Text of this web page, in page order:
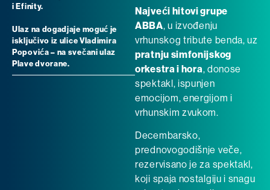
i Efinity.
Ulaz na dogadjaje moguć je
isključivo iz ulice Vladimira
Popovića – na svečani ulaz
Plave dvorane.
Najveći hitovi grupe
ABBA, u izvođenju
vrhunskog tribute benda, uz
pratnju simfonijskog
orkestra i hora, donose
spektakl, ispunjen
emocijom, energijom i
vrhunskim zvukom.
Decembarsko,
prednovogodišnje veče,
rezervisano je za spektakl,
koji spaja nostalgiju i snagu